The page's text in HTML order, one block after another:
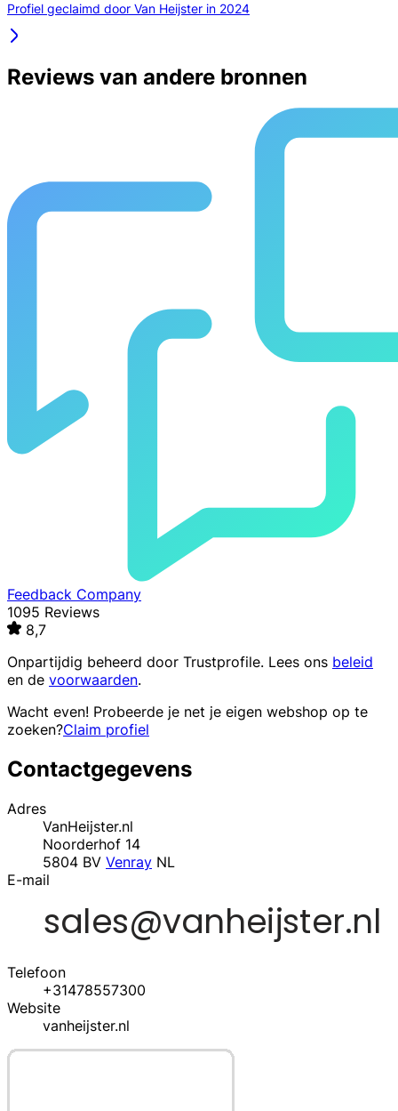
Profiel geclaimd door Van Heijster in 2024
Reviews van andere bronnen
Feedback Company
1095 Reviews
8,7
Onpartijdig beheerd door Trustprofile. Lees ons beleid
en de voorwaarden.
Wacht even! Probeerde je net je eigen webshop op te
zoeken?Claim profiel
Contactgegevens
Adres
VanHeijster.nl
Noorderhof 14
5804 BV Venray NL
E-mail
Telefoon
+31478557300
Website
vanheijster.nl